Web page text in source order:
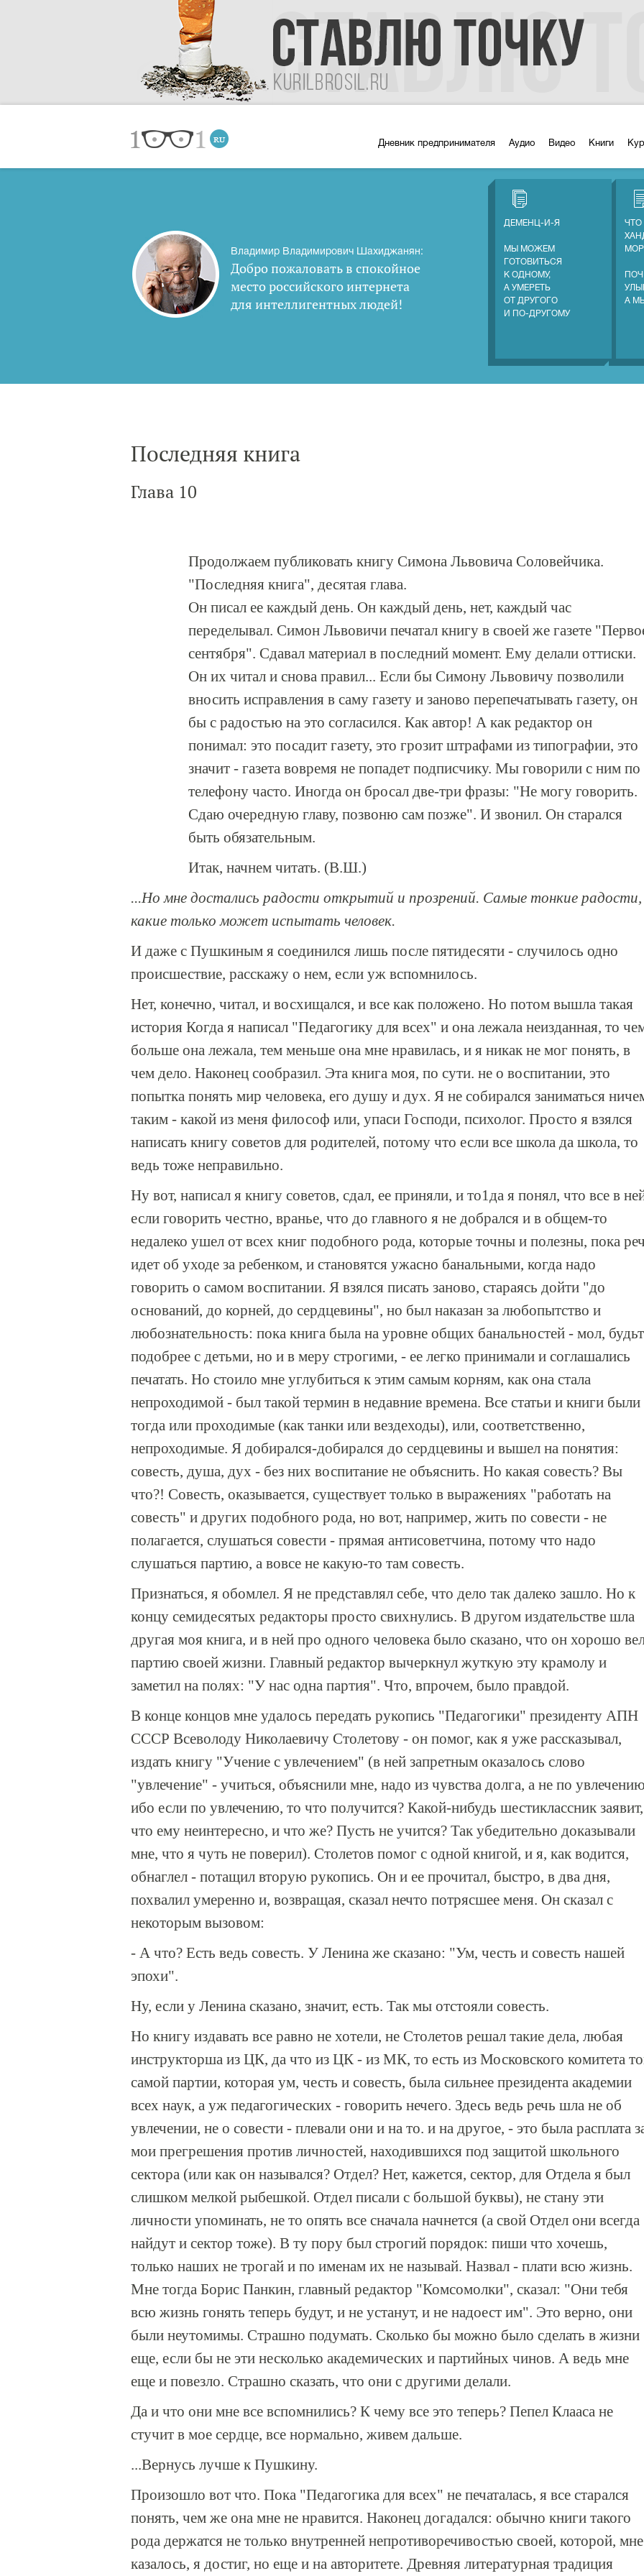
Дневник предпринимателя Аудио Видео Книги
Владимир Владимирович Шахиджанян:
Добро пожаловать в спокойное
место российского интернета
для интеллигентных людей!
ДЕМЕНЦ-И-Я
МЫ МОЖЕМ
ГОТОВИТЬСЯ
К ОДНОМУ,
А УМЕРЕТЬ
ОТ ДРУГОГО
И ПО-ДРУГОМУ
А
Последняя книга
Глава 10
Продолжаем публиковать книгу Симона Львовича Соловейчика.
"Последняя книга", десятая глава.
Он писал ее каждый день. Он каждый день, нет, каждый час
переделывал. Симон Львовичи печатал книгу в своей же газете
сентября". Сдавал материал в последний момент. Ему делали оттиски.
Он их читал и снова правил... Если бы Симону Львовичу позволили
вносить исправления в саму газету и заново перепечатывать газету, он
бы с радостью на это согласился. Как автор! А как редактор он
понимал: это посадит газету, это грозит штрафами из типографии, это
значит - газета вовремя не попадет подписчику. Мы говорили с ним по
телефону часто. Иногда он бросал две-три фразы: "Не могу говорить.
Сдаю очередную главу, позвоню сам позже". И звонил. Он старался
быть обязательным.
Итак, начнем читать. (В.Ш.)
...Но мне достались радости открытий и прозрений. Самые тонкие радости,
какие только может испытать человек.
И даже с Пушкиным я соединился лишь после пятидесяти - случилось одно
происшествие, расскажу о нем, если уж вспомнилось.
Нет, конечно, читал, и восхищался, и все как положено. Но потом вышла такая
история Когда я написал "Педагогику для всех" и она лежала неизданная, то
больше она лежала, тем меньше она мне нравилась, и я никак не мог понять, в
чем дело. Наконец сообразил. Эта книга моя, по сути. не о воспитании, это
попытка понять мир человека, его душу и дух. Я не собирался заниматься
таким - какой из меня философ или, упаси Господи, психолог. Просто я взялся
написать книгу советов для родителей, потому что если все школа да школа, то
ведь тоже неправильно.
Ну вот, написал я книгу советов, сдал, ее приняли, и то1да я понял, что все в
если говорить честно, вранье, что до главного я не добрался и в общем-то
недалеко ушел от всех книг подобного рода, которые точны и полезны, пока
идет об уходе за ребенком, и становятся ужасно банальными, когда надо
говорить о самом воспитании. Я взялся писать заново, стараясь дойти "до
оснований, до корней, до сердцевины", но был наказан за любопытство и
любознательность: пока книга была на уровне общих банальностей - мол,
подобрее с детьми, но и в меру строгими, - ее легко принимали и соглашались
печатать. Но стоило мне углубиться к этим самым корням, как она стала
непроходимой - был такой термин в недавние времена. Все статьи и книги были
тогда или проходимые (как танки или вездеходы), или, соответственно,
непроходимые. Я добирался-добирался до сердцевины и вышел на понятия:
совесть, душа, дух - без них воспитание не объяснить. Но какая совесть? Вы
что?! Совесть, оказывается, существует только в выражениях "работать на
совесть" и других подобного рода, но вот, например, жить по совести - не
полагается, слушаться совести - прямая антисоветчина, потому что надо
слушаться партию, а вовсе не какую-то там совесть.
Признаться, я обомлел. Я не представлял себе, что дело так далеко зашло. Но к
концу семидесятых редакторы просто свихнулись. В другом издательстве шла
другая моя книга, и в ней про одного человека было сказано, что он хорошо
партию своей жизни. Главный редактор вычеркнул жуткую эту крамолу и
заметил на полях: "У нас одна партия". Что, впрочем, было правдой.
В конце концов мне удалось передать рукопись "Педагогики" президенту АПН
СССР Всеволоду Николаевичу Столетову - он помог, как я уже рассказывал,
издать книгу "Учение с увлечением" (в ней запретным оказалось слово
"увлечение" - учиться, объяснили мне, надо из чувства долга, а не по
ибо если по увлечению, то что получится? Какой-нибудь шестиклассник заявит,
что ему неинтересно, и что же? Пусть не учится? Так убедительно доказывали
мне, что я чуть не поверил). Столетов помог с одной книгой, и я, как водится,
обнаглел - потащил вторую рукопись. Он и ее прочитал, быстро, в два дня,
похвалил умеренно и, возвращая, сказал нечто потрясшее меня. Он сказал с
некоторым вызовом:
- А что? Есть ведь совесть. У Ленина же сказано: "Ум, честь и совесть нашей
эпохи".
Ну, если у Ленина сказано, значит, есть. Так мы отстояли совесть.
Но книгу издавать все равно не хотели, не Столетов решал такие дела, любая
инструкторша из ЦК, да что из ЦК - из МК, то есть из Московского комитета
самой партии, которая ум, честь и совесть, была сильнее президента академии
всех наук, а уж педагогических - говорить нечего. Здесь ведь речь шла не об
увлечении, не о совести - плевали они и на то. и на другое, - это была расплата
мои прегрешения против личностей, находившихся под защитой школьного
сектора (или как он назывался? Отдел? Нет, кажется, сектор, для Отдела я был
слишком мелкой рыбешкой. Отдел писали с большой буквы), не стану эти
личности упоминать, не то опять все сначала начнется (а свой Отдел они всегда
найдут и сектор тоже). В ту пору был строгий порядок: пиши что хочешь,
только наших не трогай и по именам их не называй. Назвал - плати всю жизнь.
Мне тогда Борис Панкин, главный редактор "Комсомолки", сказал: "Они тебя
всю жизнь гонять теперь будут, и не устанут, и не надоест им". Это верно, они
были неутомимы. Страшно подумать. Сколько бы можно было сделать в жизни
еще, если бы не эти несколько академических и партийных чинов. А ведь мне
еще и повезло. Страшно сказать, что они с другими делали.
Да и что они мне все вспомнились? К чему все это теперь? Пепел Клааса не
стучит в мое сердце, все нормально, живем дальше.
...Вернусь лучше к Пушкину.
Произошло вот что. Пока "Педагогика для всех" не печаталась, я все старался
понять, чем же она мне не нравится. Наконец догадался: обычно книги такого
рода держатся не только внутренней непротиворечивостью своей, которой, мне
казалось, я достиг, но еще и на авторитете. Древняя литературная традиция